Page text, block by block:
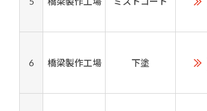
6 橋梁製作工場 下塗